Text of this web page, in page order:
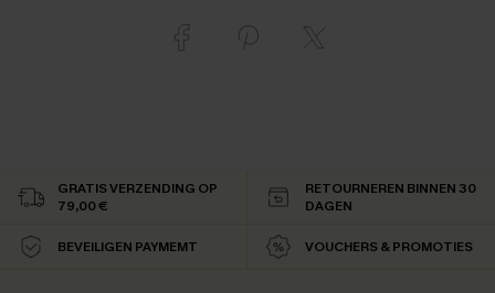
GRATIS VERZENDING OP
79,00 €
RETOURNEREN BINNEN 30
DAGEN
BEVEILIGEN PAYMEMT VOUCHERS & PROMOTIES